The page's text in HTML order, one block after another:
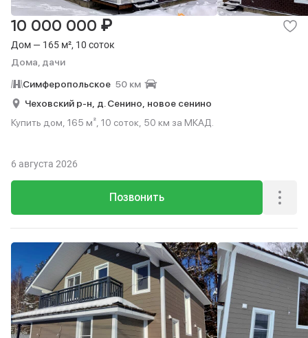
Дом — 165 м², 10 соток
Дома, дачи
10 000 000 ₽
Симферопольское 50 км
Чеховский р-н, д. Сенино, новое сенино
Купить дом, 165 м², 10 соток, 50 км за МКАД.
Позвонить
6 августа 2026